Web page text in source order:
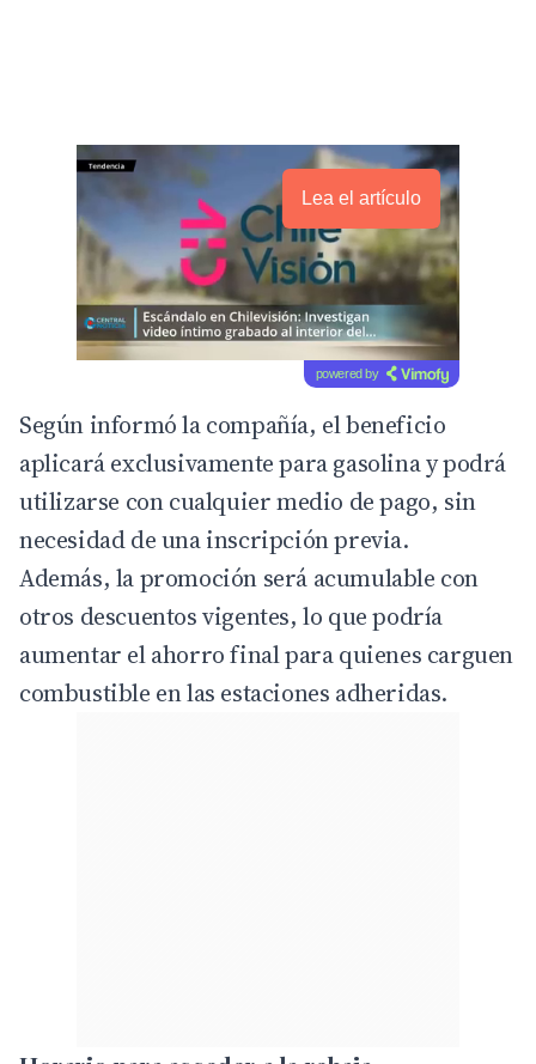
Lea el artículo
powered by
Según informó la compañía, el beneficio
aplicará exclusivamente para gasolina y podrá
utilizarse con cualquier medio de pago, sin
necesidad de una inscripción previa.
Además, la promoción será acumulable con
otros descuentos vigentes, lo que podría
aumentar el ahorro final para quienes carguen
combustible en las estaciones adheridas.